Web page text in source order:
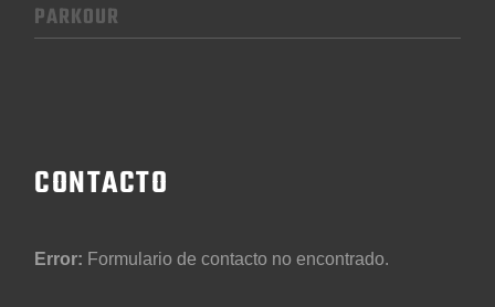
PARKOUR
CONTACTO
Error: Formulario de contacto no encontrado.